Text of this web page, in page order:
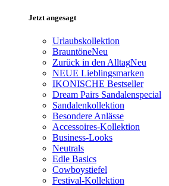
Jetzt angesagt
Urlaubskollektion
BrauntöneNeu
Zurück in den AlltagNeu
NEUE Lieblingsmarken
IKONISCHE Bestseller
Dream Pairs Sandalenspecial
Sandalenkollektion
Besondere Anlässe
Accessoires-Kollektion
Business-Looks
Neutrals
Edle Basics
Cowboystiefel
Festival-Kollektion